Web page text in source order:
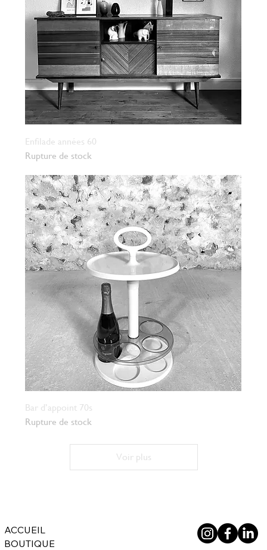
Enfilade années 60
Rupture de stock
Bar d’appoint 70s
Rupture de stock
Voir plus
ACCUEIL
BOUTIQUE